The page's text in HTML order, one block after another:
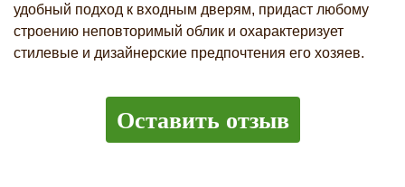
удобный подход к входным дверям, придаст любому
строению неповторимый облик и охарактеризует
стилевые и дизайнерские предпочтения его хозяев.
Оставить отзыв